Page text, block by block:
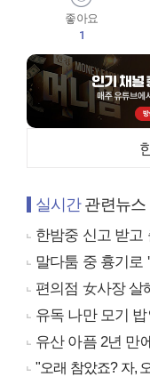
좋아요
1
실시간관련뉴스
한밤중 신고 받
말다툼 중 흉기
편의점 女사장 살
유독 나만 모기
유산 아픔 2년 만
"오래 참았죠? 자,